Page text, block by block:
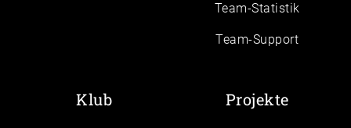
Team-Statistik
Team-Support
Klub Projekte